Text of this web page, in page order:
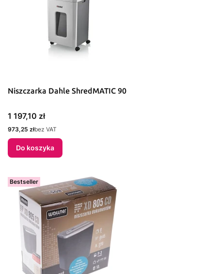
Niszczarka Dahle ShredMATIC 90
Cena
1 197,10 zł
Cena
973,25 złbez VAT
Do koszyka
Bestseller